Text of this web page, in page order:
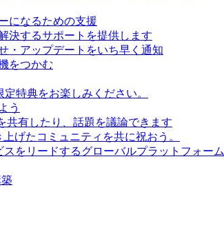
になるための支援
決するサポートを提供します
・アップデートをいち早く通知
をつかむ
特典をお楽しみください。
う
共有したり、話題を議論できます
げたコミュニティを共に祝おう。
をリードするグローバルプラットフォーム